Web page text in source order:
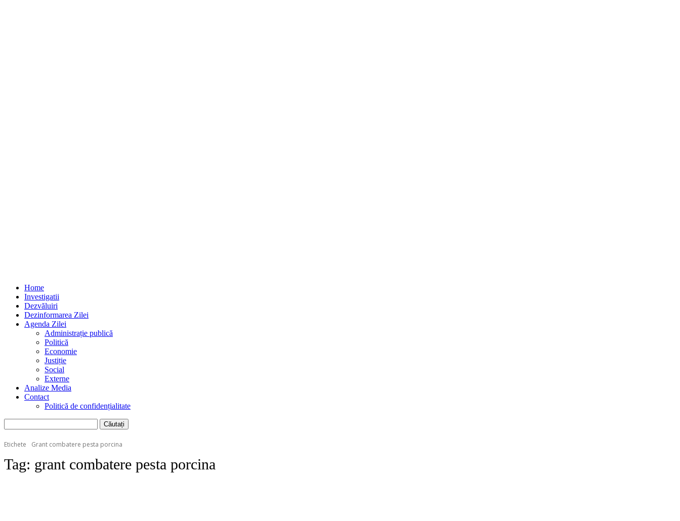
Home
Investigatii
Dezvăluiri
Dezinformarea Zilei
Agenda Zilei
Administrație publică
Politică
Economie
Justiție
Social
Externe
Analize Media
Contact
Politică de confidențialitate
Etichete Grant combatere pesta porcina
Tag: grant combatere pesta porcina